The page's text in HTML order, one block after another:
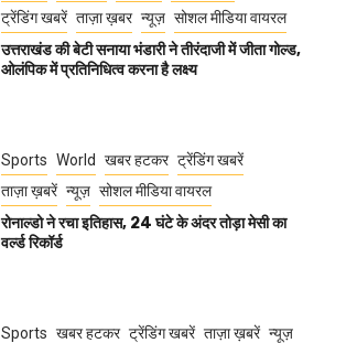
ट्रेंडिंग खबरें ताज़ा ख़बर न्यूज़ सोशल मीडिया वायरल
उत्तराखंड की बेटी सनाया भंडारी ने तीरंदाजी में जीता गोल्ड,
ओलंपिक में प्रतिनिधित्व करना है लक्ष्य
Sports World खबर हटकर ट्रेंडिंग खबरें
ताज़ा ख़बरें न्यूज़ सोशल मीडिया वायरल
रोनाल्डो ने रचा इतिहास, 24 घंटे के अंदर तोड़ा मेसी का
वर्ल्ड रिकॉर्ड
Sports खबर हटकर ट्रेंडिंग खबरें ताज़ा ख़बरें न्यूज़